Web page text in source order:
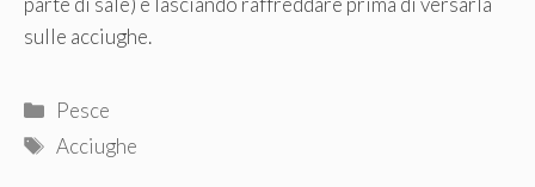
sulle acciughe.
Categorie
Pesce
Tag
Acciughe